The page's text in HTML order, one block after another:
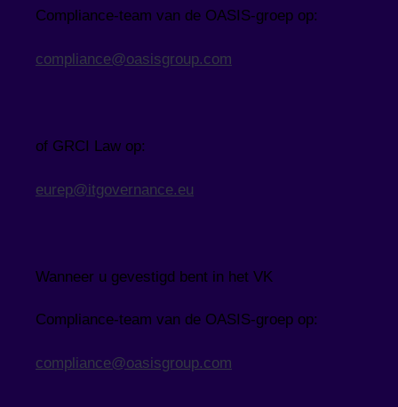
Compliance-team van de OASIS-groep op:
compliance@oasisgroup.com
of GRCI Law op:
eurep@itgovernance.eu
Wanneer u gevestigd bent in het VK
Compliance-team van de OASIS-groep op:
compliance@oasisgroup.com